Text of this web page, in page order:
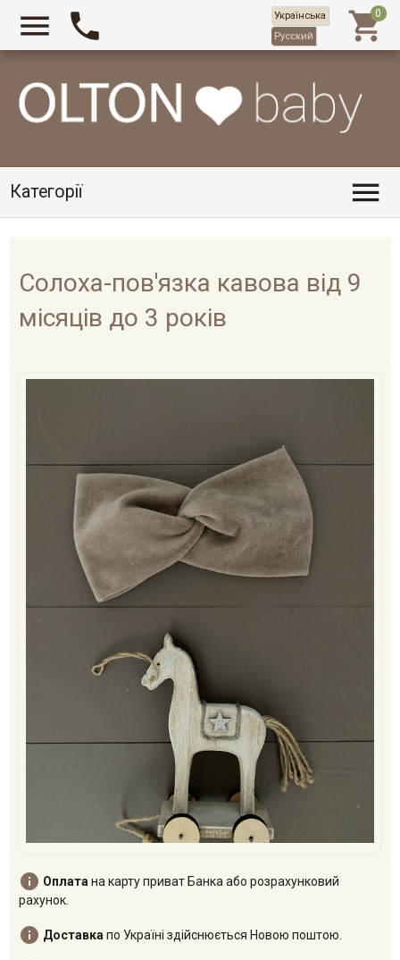
Категорії 
  
Солоха-пов'язка кавова від 9
місяців до 3 років
 Оплатана карту приват Банка або розрахунковий
рахунок.
 Доставкапо Україні здійснюється Новою поштою.
Українська
Русский